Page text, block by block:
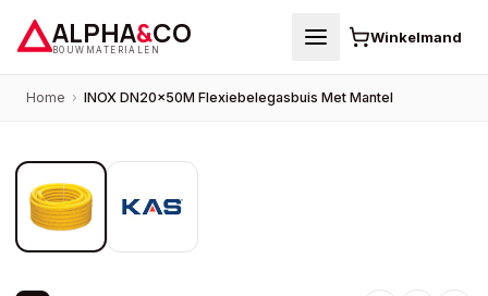
ALPHA&CO
BOUWMATERIALEN
Winkelmand
Home › INOX DN20×50M Flexiebelegasbuis Met Mantel
PROMOTIE